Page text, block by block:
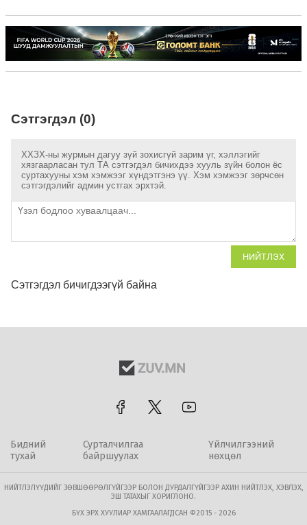
Сэтгэгдэл (0)
ХХЗХ-ны журмын дагуу зүй зохисгүй зарим үг, хэллэгийг
хязгаарласан тул ТА сэтгэгдэл бичихдээ хууль зүйн болон ёс
суртахууны хэм хэмжээг хүндэтгэнэ үү. Хэм хэмжээг зөрчсөн
сэтгэгдэлийг админ устгах эрхтэй.
НИЙТЛЭХ
Сэтгэгдэл бичигдээгүй байна
Бидний
тухай
Сурталчилгаа
байршуулах
Үйлчилгээний
нөхцөл
НИЙТЛЭЛҮҮДИЙГ ЗӨВШӨӨРӨЛГҮЙГЭЭР БОЛОН ДУРДАЛГҮЙГЭЭР АХИН НИЙТЛЭХ, ХЭВЛЭХ,
ЭШ ТАТАХЫГ ХОРИГЛОНО.
БҮХ ЭРХ ХУУЛИАР ХАМГААЛАГДСАН ©2015 - 2026